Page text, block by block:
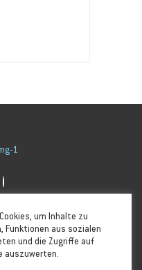
Nordenum Inhalte zu
Funktionen aus sozialen
und die Zugriffe auf
auszuwerten.